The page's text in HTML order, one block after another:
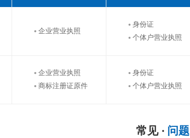
企业营业执照
身份证
个体户营业执照
企业营业执照
商标注册证原件
身份证
个体户营业执照
常见 · 问题